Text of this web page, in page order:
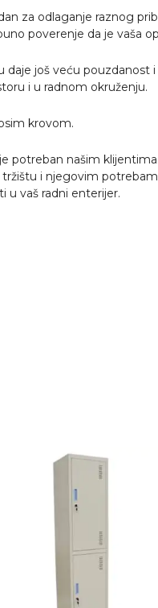
za odlaganje raznog
poverenje da je vaša
još veću pouzdanost
i u radnom okruženju.
krovom.
potreban našim
i njegovim
u vaš radni enterijer.